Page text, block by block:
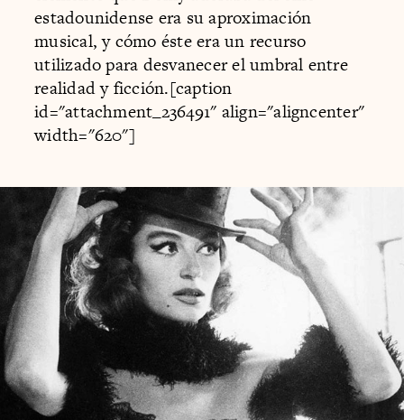
estadounidense era su aproximación
musical, y cómo éste era un recurso
utilizado para desvanecer el umbral entre
realidad y ficción.[caption
id="attachment_236491" align="aligncenter"
width="620"]